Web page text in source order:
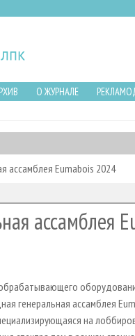
О ЖУРНАЛЕ
ассамблея Eumabois 2024
ассамблея
генеральная ассамблея
на